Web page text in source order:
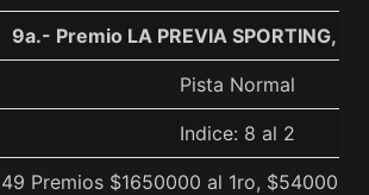
9a.- Premio LA PREVIA SPORTING,
Pista Normal
Indice: 8 al 2
Premios $1650000 al 1ro, $540000